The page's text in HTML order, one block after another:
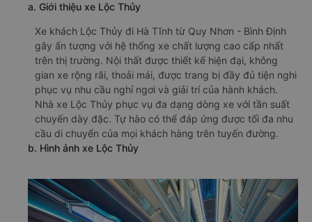
a. Giới thiệu xe Lộc Thủy
Xe khách Lộc Thủy đi Hà Tĩnh từ Quy Nhơn - Bình Định
gây ấn tượng với hệ thống xe chất lượng cao cấp nhất
trên thị trường. Nội thất được thiết kế hiện đại, không
gian xe rộng rãi, thoải mái, được trang bị đầy đủ tiện nghi
phục vụ nhu cầu nghỉ ngơi và giải trí của hành khách.
Nhà xe Lộc Thủy phục vụ đa dạng dòng xe với tần suất
chuyến dày đặc. Tự hào có thể đáp ứng được tối đa nhu
cầu di chuyển của mọi khách hàng trên tuyến đường.
b. Hình ảnh xe Lộc Thủy